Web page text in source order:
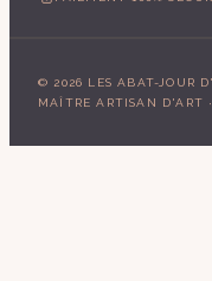
© 2026
LES ABAT-JOUR
MAÎTRE ARTISAN D'ART